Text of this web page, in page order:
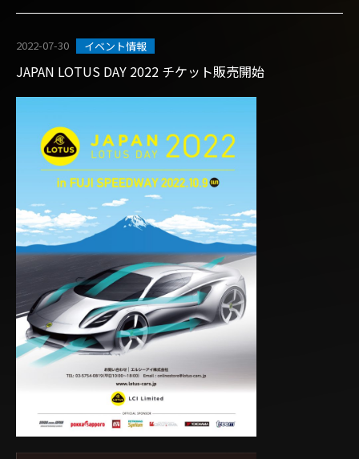
2022-07-30 イベント情報
JAPAN LOTUS DAY 2022 チケット販売開始